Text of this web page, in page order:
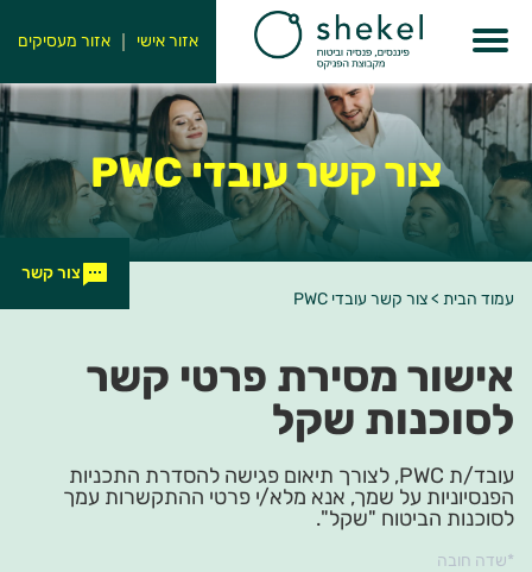
אזור אישי אזור מעסיקים
צור קשר עובדי PWC
עמוד הבית >צור קשר עובדי PWC
אישור מסירת פרטי קשר
לסוכנות שקל
עובד/ת PWC, לצורך תיאום פגישה להסדרת התכניות
הפנסיוניות על שמך, אנא מלא/י פרטי ההתקשרות עמך
לסוכנות הביטוח "שקל".
*שדה חובה
צור קשר